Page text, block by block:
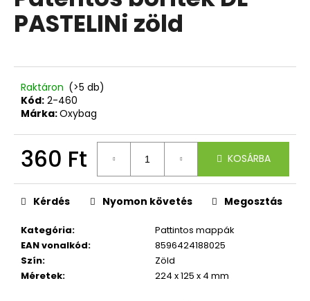
5-
ből
PASTELINi zöld
Raktáron (>5 db)
Kód: 2-460
Márka:Oxybag
360 Ft KOSÁRBA
Kategória:
Pattintos mappák
EAN vonalkód:
8596424188025
Szín:
Zöld
Méretek: 224 x 125 x 4 mm
Kérdés Nyomon követés Megosztás
á
n
u
ISKOLAI
HÁTIZSÁK
LIGHT
LÓ
ROMANTIC
18
000